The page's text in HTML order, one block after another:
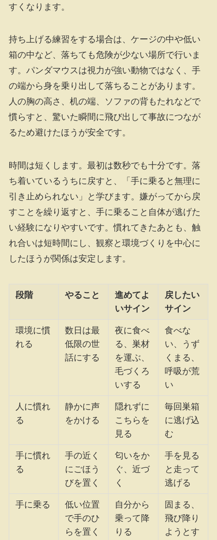
すくなります。
持ち上げる練習をする場合は、ケージの中や低い
箱の中など、落ちても危険が少ない場所で行いま
す。パンダマウスは視力が強い動物ではなく、手
の端から身を乗り出して落ちることがあります。
人の胸の高さ、机の端、ソファの背もたれなどで
慣らすと、驚いた瞬間に飛び出して事故につなが
るため避けたほうが安全です。
時間は短くします。最初は数秒でも十分です。落
ち着いているうちに戻すと、「手に乗ると無理に
引き止められない」と学びます。嫌がってから戻
すことを繰り返すと、手に乗ること自体が逃げた
い経験になりやすいです。慣れてきたあとも、触
れ合いは短時間にし、観察と環境づくりを中心に
したほうが関係は安定します。
段階 やること
進めてよ
いサイン
戻したい
サイン
環境に慣
れる
数日は最
低限の世
話にする
夜に食べ
る、巣材
を運ぶ、
毛づくろ
いする
食べな
い、うず
くまる、
呼吸が荒
い
人に慣れ
る
静かに声
をかける
隠れずに
こちらを
見る
毎回巣箱
に逃げ込
む
手に慣れ
る
手の近く
にごほう
びを置く
匂いをか
ぐ、近づ
く
手を見る
と走って
逃げる
手に乗る
低い位置
で手のひ
らを置く
自分から
乗って降
りる
固まる、
飛び降り
ようとす